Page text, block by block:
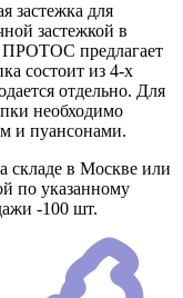
застежка для
застежкой в
ПРОТОС предлагает
состоит из 4-х
отдельно. Для
необходимо
и пуансонами.
складе в Москве или
по указанному
-100 шт.